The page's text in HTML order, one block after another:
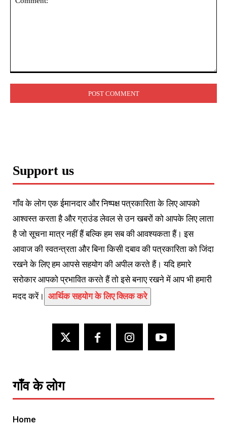
Support us
गाँव के लोग एक ईमानदार और निष्पक्ष पत्रकारिता के लिए आपको
आश्वस्त करता है और ग्राउंड लेवल से उन खबरों को आपके लिए लाता
है जो सूचना मात्र नहीं हैं बल्कि हम सब की आवश्यकता हैं। इस
आवाज की स्वतन्त्रता और बिना किसी दबाव की पत्रकारिता को जिंदा
रखने के लिए हम आपसे सहयोग की अपील करते हैं। यदि हमारे
सरोकार आपको प्रभावित करते हैं तो इसे बनाए रखने में आप भी हमारी
मदद करें। आर्थिक सहयोग के लिए क्लिक करे
गाँव के लोग
Home